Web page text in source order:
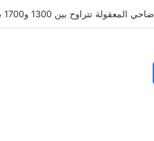
المعقولة تتراوح بين 1300 و1700 دينار